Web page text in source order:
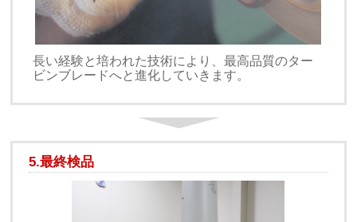
長い経験と培われた技術により、最高品質のター
ビンブレードへと進化していきます。
5.最終検品